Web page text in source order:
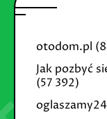
otodom.pl
Jak pozbyć
(57 392)